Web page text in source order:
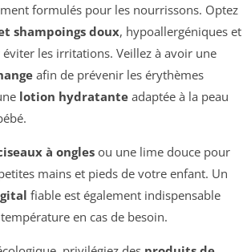
formulés pour les nourrissons. Optez
shampoings doux, hypoallergéniques et
les irritations. Veillez à avoir une
afin de prévenir les érythèmes
lotion hydratante adaptée à la peau
à ongles ou une lime douce pour
mains et pieds de votre enfant. Un
fiable est également indispensable
en cas de besoin.